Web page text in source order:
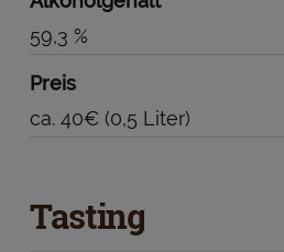
59,3 %
Preis
ca. 40€ (0,5 Liter)
Tasting